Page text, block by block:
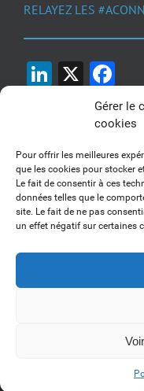
Gérer le
cookies
Pour offrir les meilleures
que les cookies pour stocker
Le fait de consentir à ces
données telles que le
site. Le fait de ne pas
un effet négatif sur certaines
RELAYEZ LES
LinkedIn
X
1,